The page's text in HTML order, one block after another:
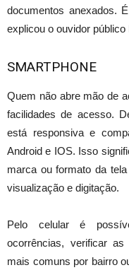
documentos anexados.
explicou o ouvidor público
SMARTPHONE
Quem não abre mão de
facilidades de acesso.
está responsiva e
Android e IOS. Isso
marca ou formato da
visualização e digitação.
Pelo celular é
ocorrências, verificar
mais comuns por bairro